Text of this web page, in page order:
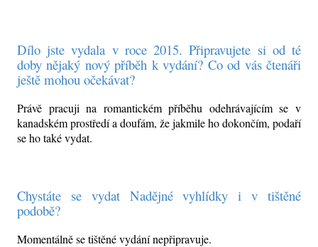
Dílo jste vydala v roce 2015. Připravujete si od té
doby nějaký nový příběh k vydání? Co od vás čtenáři
ještě mohou očekávat?
Právě pracuji na romantickém příběhu odehrávajícím se v
kanadském prostředí a doufám, že jakmile ho dokončím, podaří
se ho také vydat.
Chystáte se vydat Nadějné vyhlídky i v tištěné
podobě?
Momentálně se tištěné vydání nepřipravuje.